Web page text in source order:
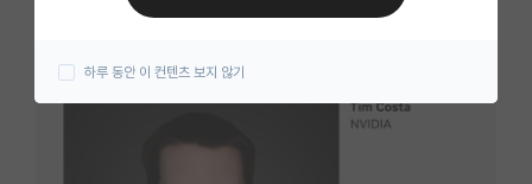
대학원 합격 후기 게시판
하루 동안 이 컨텐츠 보지 않기